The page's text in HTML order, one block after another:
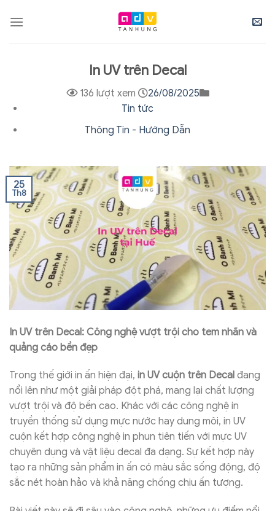
In UV trên Decal
136 lượt xem
26/08/2025
Tin tức
Thông Tin - Hướng Dẫn
25
Th8
In UV trên Decal: Công nghệ vượt trội cho tem nhãn và
quảng cáo bền đẹp
Trong thế giới in ấn hiện đại, in UV cuộn trên Decal đang
nổi lên như một giải pháp đột phá, mang lại chất lượng
vượt trội và độ bền cao. Khác với các công nghệ in
truyền thống sử dụng mực nước hay dung môi, in UV
cuộn kết hợp công nghệ in phun tiên tiến với mực UV
chuyên dụng và vật liệu decal đa dạng. Sự kết hợp này
tạo ra những sản phẩm in ấn có màu sắc sống động, độ
sắc nét hoàn hảo và khả năng chống chịu ấn tượng.